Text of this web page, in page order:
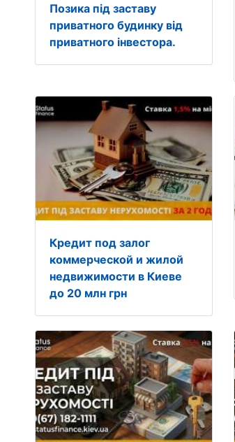
Позика під заставу
приватного будинку від
приватного інвестора.
Кредит под залог
коммерческой и жилой
недвижимости в Киеве
до 20 млн грн